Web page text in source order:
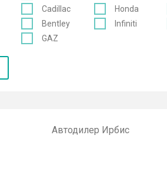
Cadillac Honda
Bentley Infiniti
GAZ